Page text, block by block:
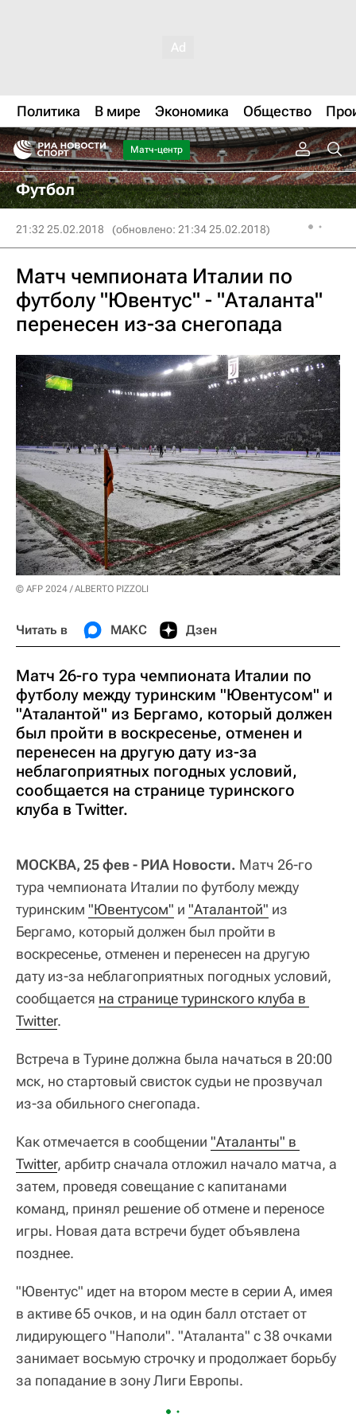
Политика В мире Экономика Общество
Матч-центр
Футбол
21:32 25.02.2018 (обновлено: 21:34 25.02.2018)
Матч чемпионата Италии по
футболу "Ювентус" - "Аталанта"
перенесен из-за снегопада
© AFP 2024 / ALBERTO PIZZOLI
Читать в МАКС Дзен
Матч 26-го тура чемпионата Италии по
футболу между туринским "Ювентусом" и
"Аталантой" из Бергамо, который должен
был пройти в воскресенье, отменен и
перенесен на другую дату из-за
неблагоприятных погодных условий,
сообщается на странице туринского
клуба в Twitter.
МОСКВА, 25 фев - РИА Новости. Матч 26-го
тура чемпионата Италии по футболу между
туринским "Ювентусом" и "Аталантой" из
Бергамо, который должен был пройти в
воскресенье, отменен и перенесен на другую
дату из-за неблагоприятных погодных условий,
сообщается на странице туринского клуба в
Twitter.
Встреча в Турине должна была начаться в 20:00
мск, но стартовый свисток судьи не прозвучал
из-за обильного снегопада.
Как отмечается в сообщении "Аталанты" в
Twitter, арбитр сначала отложил начало матча, а
затем, проведя совещание с капитанами
команд, принял решение об отмене и переносе
игры. Новая дата встречи будет объявлена
позднее.
"Ювентус" идет на втором месте в серии А, имея
в активе 65 очков, и на один балл отстает от
лидирующего "Наполи". "Аталанта" с 38 очками
занимает восьмую строчку и продолжает борьбу
за попадание в зону Лиги Европы.